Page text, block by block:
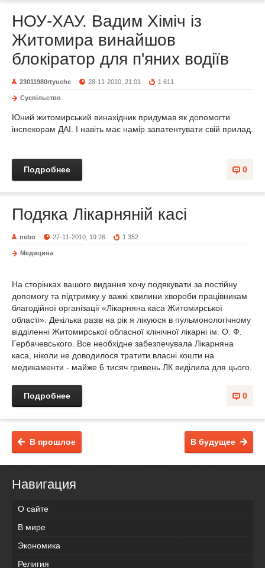
НОУ-ХАУ. Вадим Хіміч із
Житомира винайшов
блокіратор для п'яних водіїв
23011980rtyuehe 28-11-2010, 21:01 1 611
Суспільство
Юний житомирський винахідник придумав як допомогти
інспекорам ДАІ. І навіть має намір запатентувати свій прилад.
0
Подробнее
Подяка Лікарняній касі
nebo 27-11-2010, 19:26 1 352
Медицина
На сторінках вашого видання хочу подякувати за постійну
допомогу та підтримку у важкі хвилини хвороби працівникам
благодійної організації «Лікарняна каса Житомирської
області». Декілька разів на рік я лікуюся в пульмонологічному
відділенні Житомирської обласної клінічної лікарні ім. О. Ф.
Гербачевського. Все необхідне забезпечувала Лікарняна
каса, ніколи не доводилося тратити власні кошти на
медикаменти - майже 6 тисяч гривень ЛК виділила для цього.
0
Подробнее
В будущее
В прошлое
Навигация
О сайте
В мире
Экономика
Религия